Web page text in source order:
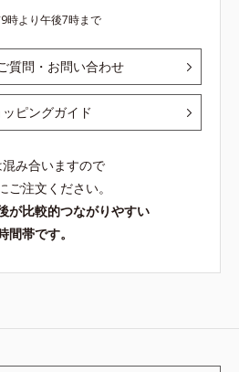
時より午後7時まで
質問・お問い合わせ
ピングガイド
混み合いますので
ご注文ください。
が比較的つながりやすい
間帯です。